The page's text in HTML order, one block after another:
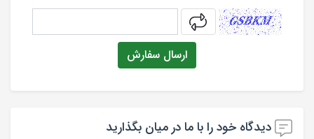
captcha
ارسال سفارش
دیدگاه خود را با ما در میان بگذارید